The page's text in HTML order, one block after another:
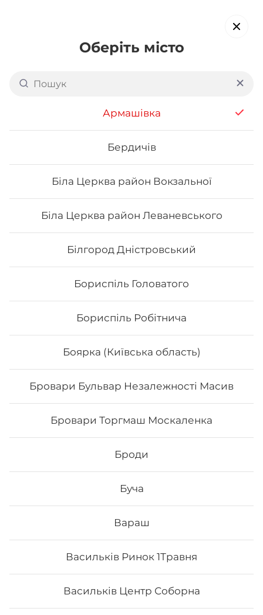
Оберіть місто
Армашівка
Бердичів
Біла Церква район Вокзальної
Біла Церква район Леваневського
Білгород Дністровський
Бориспіль Головатого
Бориспіль Робітнича
Боярка (Київська область)
Бровари Бульвар Незалежності Масив
Бровари Торгмаш Москаленка
Броди
Буча
Вараш
Васильків Ринок 1Травня
Васильків Центр Соборна
Солом'янському районі
Києва: вул. Солом'янська
обирайте страви, які вам подобаються про все інше ми
подбаємо
Акція тижня Сети
Сет «Хокі»
Філадельфія з авокадо Філадельфія з тунцем 0,5